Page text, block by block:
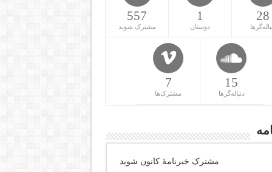
557
مشترک شوید
1
دوستان
28
7
مشترک‌ها
15
دنباله‌گرها
مشترک خبرنامهٔ کانون شوید